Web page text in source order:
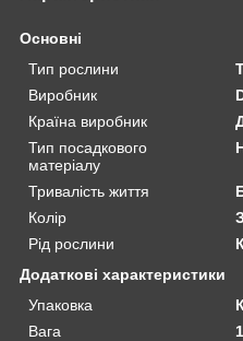
Основні
Тип рослини
Виробник
Країна виробник
Тип посадкового
матеріалу
Тривалість життя
Колір
Рід рослини
Додаткові характеристики
Упаковка
Вага